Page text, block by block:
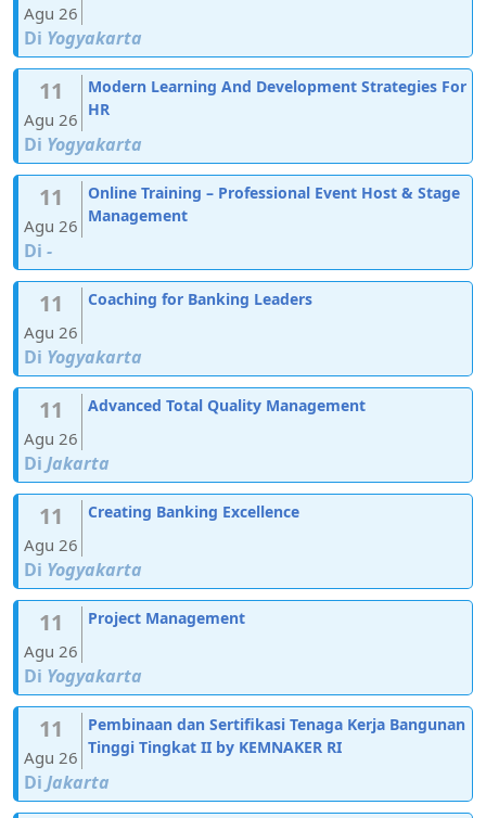
Agu 26
Di Yogyakarta
11
Agu 26
Modern Learning And Development Strategies For
HR
Di Yogyakarta
11
Agu 26
Online Training – Professional Event Host & Stage
Management
Di -
11
Agu 26
Coaching for Banking Leaders
Di Yogyakarta
11
Agu 26
Advanced Total Quality Management
Di Jakarta
11
Agu 26
Creating Banking Excellence
Di Yogyakarta
11
Agu 26
Project Management
Di Yogyakarta
11
Agu 26
Pembinaan dan Sertifikasi Tenaga Kerja Bangunan
Tinggi Tingkat II by KEMNAKER RI
Di Jakarta